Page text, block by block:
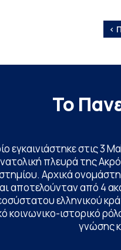
‹
Το
εγκαινιάστηκε στις 3
πλευρά της
Αρχικά
αποτελούνταν από 4
ελληνικού
κοινωνικο-ιστορικό
γνώσης